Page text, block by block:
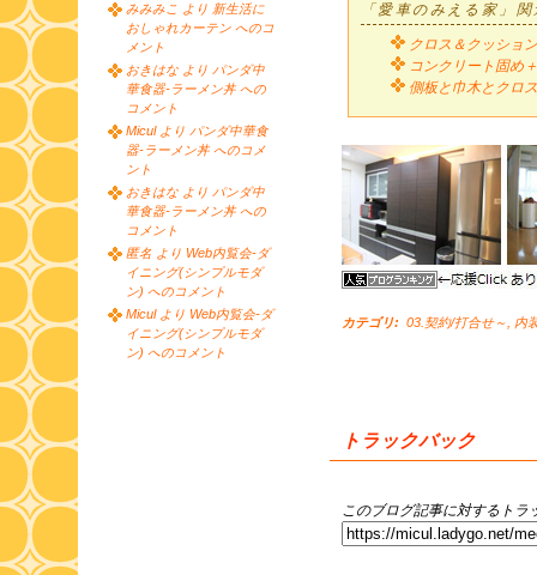
「愛車のみえる家」
クロス＆クッショ
コンクリート固め
側板と巾木とクロ
カテゴリ: 03.契約/打合せ～ 内
トラックバック
このブログ記事に対するトラ
みみみこ より 新生活に
おしゃれカーテン へのコ
メント
おきはな より パンダ中
華食器-ラーメン丼 への
コメント
Micul より パンダ中華食
器-ラーメン丼 へのコメ
ント
おきはな より パンダ中
華食器-ラーメン丼 への
コメント
匿名 より Web内覧会-ダ
イニング(シンプルモダ
ン) へのコメント
Micul より Web内覧会-ダ
イニング(シンプルモダ
ン) へのコメント